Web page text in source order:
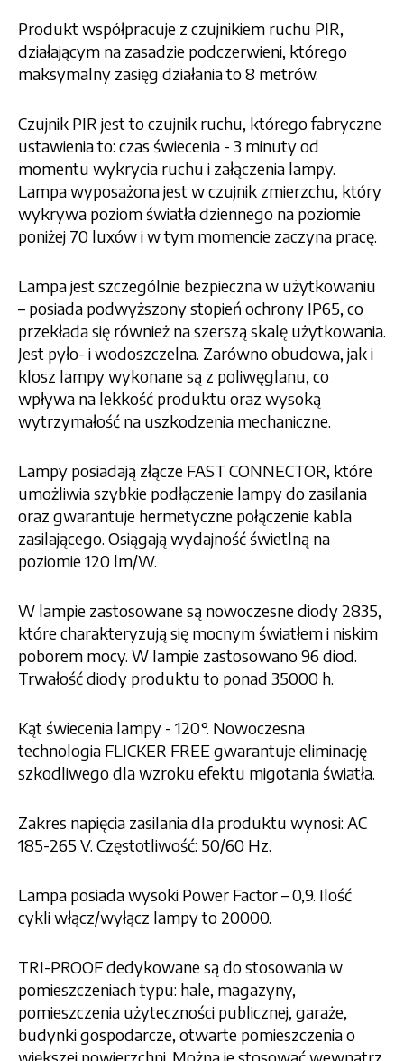
Produkt współpracuje z czujnikiem ruchu PIR,
działającym na zasadzie podczerwieni, którego
maksymalny zasięg działania to 8 metrów.
Czujnik PIR jest to czujnik ruchu, którego fabryczne
ustawienia to: czas świecenia - 3 minuty od
momentu wykrycia ruchu i załączenia lampy.
Lampa wyposażona jest w czujnik zmierzchu, który
wykrywa poziom światła dziennego na poziomie
poniżej 70 luxów i w tym momencie zaczyna pracę.
Lampa jest szczególnie bezpieczna w użytkowaniu
– posiada podwyższony stopień ochrony IP65, co
przekłada się również na szerszą skalę użytkowania.
Jest pyło- i wodoszczelna. Zarówno obudowa, jak i
klosz lampy wykonane są z poliwęglanu, co
wpływa na lekkość produktu oraz wysoką
wytrzymałość na uszkodzenia mechaniczne.
Lampy posiadają złącze FAST CONNECTOR, które
umożliwia szybkie podłączenie lampy do zasilania
oraz gwarantuje hermetyczne połączenie kabla
zasilającego. Osiągają wydajność świetlną na
poziomie 120 lm/W.
W lampie zastosowane są nowoczesne diody 2835,
które charakteryzują się mocnym światłem i niskim
poborem mocy. W lampie zastosowano 96 diod.
Trwałość diody produktu to ponad 35000 h.
Kąt świecenia lampy - 120°. Nowoczesna
technologia FLICKER FREE gwarantuje eliminację
szkodliwego dla wzroku efektu migotania światła.
Zakres napięcia zasilania dla produktu wynosi: AC
185-265 V. Częstotliwość: 50/60 Hz.
Lampa posiada wysoki Power Factor – 0,9. Ilość
cykli włącz/wyłącz lampy to 20000.
TRI-PROOF dedykowane są do stosowania w
pomieszczeniach typu: hale, magazyny,
pomieszczenia użyteczności publicznej, garaże,
budynki gospodarcze, otwarte pomieszczenia o
większej powierzchni. Można je stosować wewnątrz